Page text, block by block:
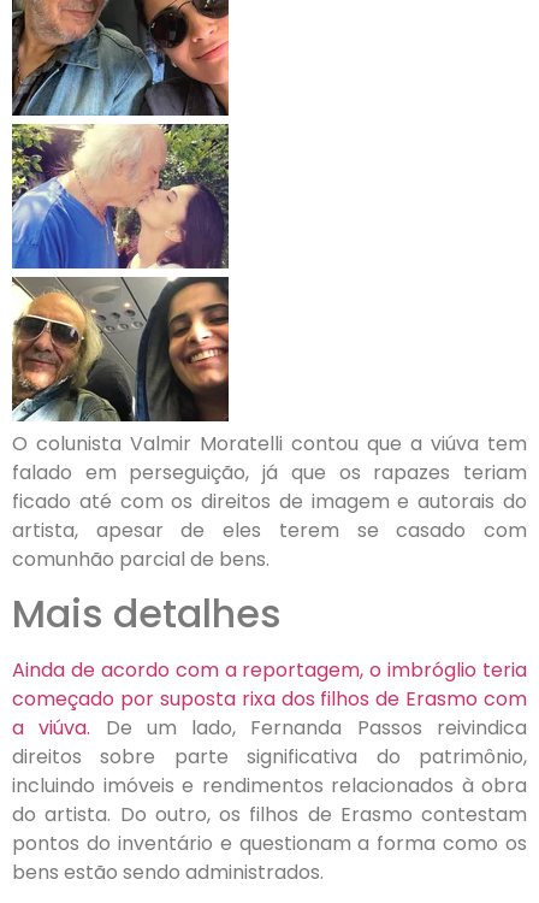
O colunista Valmir Moratelli contou que a viúva tem
falado em perseguição, já que os rapazes teriam
ficado até com os direitos de imagem e autorais do
artista, apesar de eles terem se casado com
comunhão parcial de bens.
Mais detalhes
Ainda de acordo com a reportagem, o imbróglio teria
começado por suposta rixa dos filhos de Erasmo com
a viúva. De um lado, Fernanda Passos reivindica
direitos sobre parte significativa do patrimônio,
incluindo imóveis e rendimentos relacionados à obra
do artista. Do outro, os filhos de Erasmo contestam
pontos do inventário e questionam a forma como os
bens estão sendo administrados.